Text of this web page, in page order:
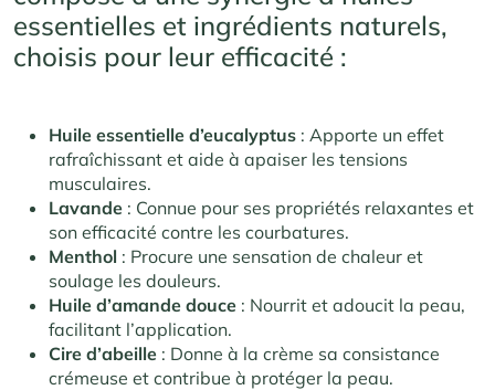
essentielles et ingrédients naturels,
choisis pour leur efficacité :
Huile essentielle d’eucalyptus : Apporte un effet
rafraîchissant et aide à apaiser les tensions
musculaires.
Lavande : Connue pour ses propriétés relaxantes et
son efficacité contre les courbatures.
Menthol : Procure une sensation de chaleur et
soulage les douleurs.
Huile d’amande douce : Nourrit et adoucit la peau,
facilitant l’application.
Cire d’abeille : Donne à la crème sa consistance
crémeuse et contribue à protéger la peau.